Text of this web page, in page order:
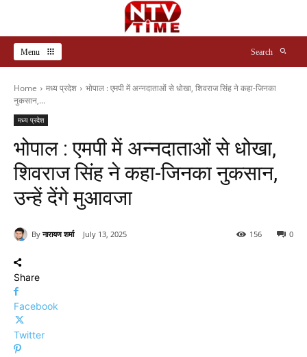
Menu Search
Home मध्य प्रदेश
भोपाल : एमपी में अन्नदाताओं से धोखा, शिवराज सिंह ने कहा-जिनका
नुकसान,...
मध्य प्रदेश
भोपाल : एमपी में अन्नदाताओं से धोखा,
शिवराज सिंह ने कहा-जिनका नुकसान,
उन्हें देंगे मुआवजा
By नारायण शर्मा July 13, 2025 0
156
Share
Facebook
Twitter